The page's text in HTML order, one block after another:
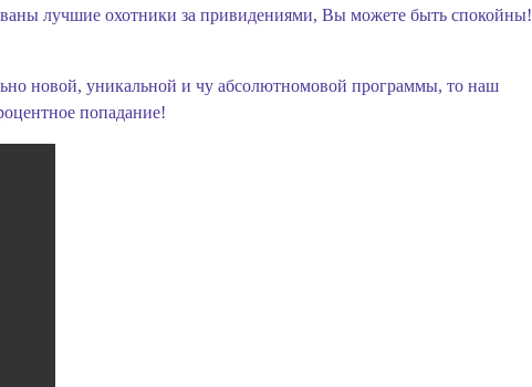
лучшие охотники за привидениями, Вы можете быть спокойны!
новой, уникальной и чу абсолютномовой программы, то наш
попадание!